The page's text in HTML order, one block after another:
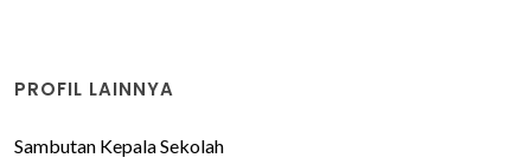
PROFIL LAINNYA
Sambutan Kepala Sekolah